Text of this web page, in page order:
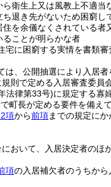
衛生上又は風教上不適当
退き先がないため困窮し
を余儀なくされている
ことが明らかな者
宅に困窮する実情を書類
、公開抽選により入居者
則で定める入居審査委員
法律第33号)に規定する寡
町長が定める要件を備
項から前項までの規定に
おいて、入居決定者の
項の入居補欠者のうちから